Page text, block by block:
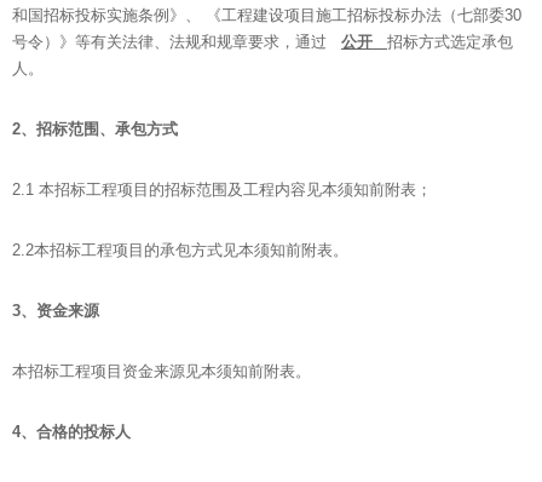
和国招标投标实施条例》、 《工程建设项目施工招标投标办法（七部委30
号令）》等有关法律、法规和规章要求，通过 公开 招标方式选定承包
人。
2、招标范围、承包方式
2.1 本招标工程项目的招标范围及工程内容见本须知前附表；
2.2本招标工程项目的承包方式见本须知前附表。
3、资金来源
本招标工程项目资金来源见本须知前附表。
4、合格的投标人